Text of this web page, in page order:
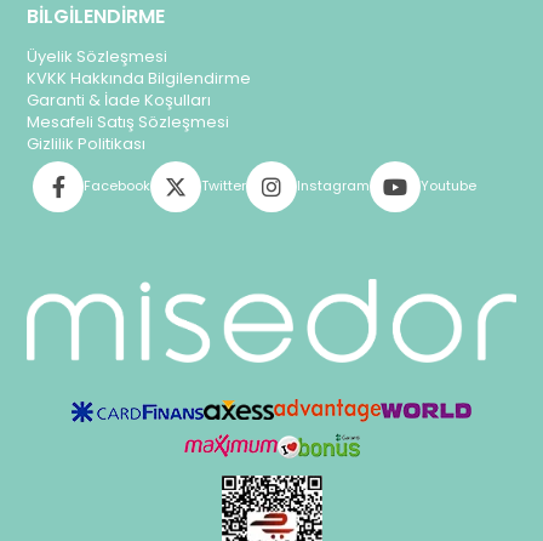
BİLGİLENDİRME
Üyelik Sözleşmesi
KVKK Hakkında Bilgilendirme
Garanti & İade Koşulları
Mesafeli Satış Sözleşmesi
Gizlilik Politikası
Facebook Twitter Instagram Youtube